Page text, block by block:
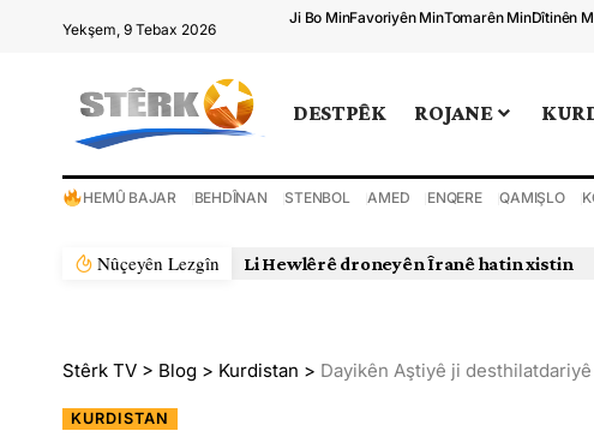
Yekşem, 9 Tebax 2026
Ji Bo MinFavoriyên MinTomarên MinDîtinên
DESTPÊK ROJANE
HEMÛ BAJAR BEHDÎNAN STENBOL AMED ENQERE QAMIŞLO
Nûçeyên Lezgîn Li Hewlêrê droneyên Îranê hatin xistin
Stêrk TV > Blog > Kurdistan > Dayikên Aştiyê ji
KURDISTAN